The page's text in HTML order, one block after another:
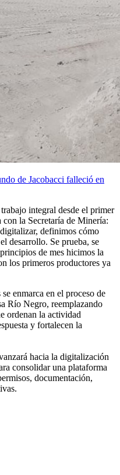
de Jacobacci falleció en
integral desde el primer
la Secretaría de Minería:
definimos cómo
desarrollo. Se prueba, se
de mes hicimos la
los primeros productores ya
enmarca en el proceso de
Río Negro, reemplazando
ordenan la actividad
y fortalecen la
hacia la digitalización
consolidar una plataforma
documentación,